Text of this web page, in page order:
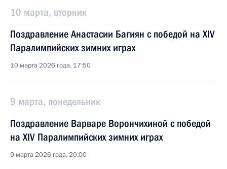
10 марта, вторник
Поздравление Анастасии Багиян с победой на XIV
Паралимпийских зимних играх
10 марта 2026 года, 17:50
9 марта, понедельник
Поздравление Варваре Ворончихиной с победой
на XIV Паралимпийских зимних играх
9 марта 2026 года, 20:00